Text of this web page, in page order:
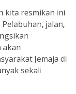
kita resmikan ini
jalan,
akan
Jemaja di
sekali